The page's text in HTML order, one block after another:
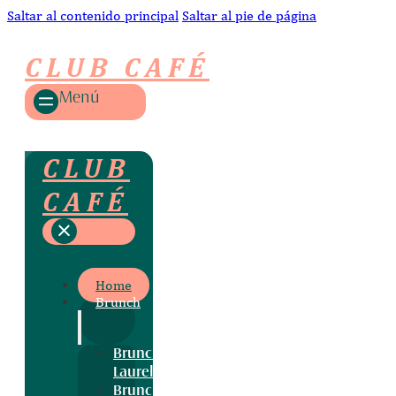
Saltar al contenido principal Saltar al pie de página
CLUB CAFÉ
Menú
CLUB
CAFÉ
Home
Brunch
Brunch
Laurel
Brunch